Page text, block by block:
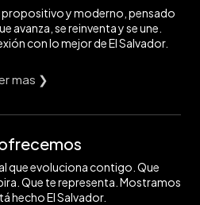
y moderno, pensado
avanza, se reinventa y se une.
con lo mejor de El Salvador.
mas ❯
que evoluciona contigo. Que
Que te representa. Mostramos
hecho El Salvador.